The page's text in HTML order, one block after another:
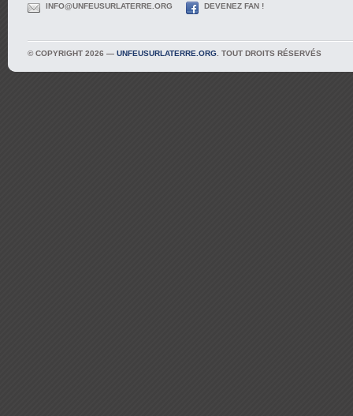
INFO@UNFEUSURLATERRE.ORG DEVENEZ FAN !
© COPYRIGHT 2026 — UNFEUSURLATERRE.ORG . TOUT DROITS RÉSERVÉS